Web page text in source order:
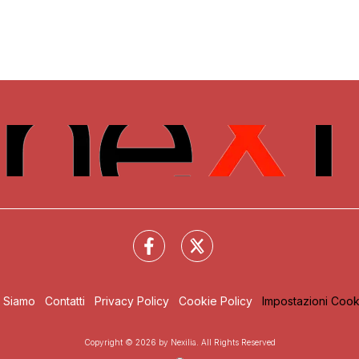
Siamo Contatti Privacy Policy Cookie Policy Impostazioni
Copyright © 2026 by Nexilia. All Rights Reserved